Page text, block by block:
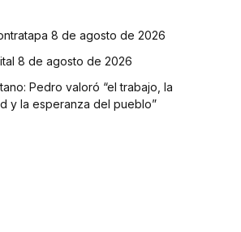
8 de agosto de 2026
8 de agosto de 2026
Pedro valoró “el trabajo, la
y la esperanza del pueblo”